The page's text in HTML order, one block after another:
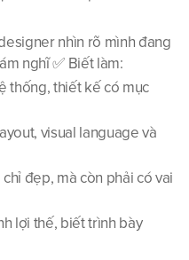
nhìn rõ mình đang
nghĩ ✅ Biết làm:
thống, thiết kế có mục
visual language và
đẹp, mà còn phải có vai
lợi thế, biết trình bày